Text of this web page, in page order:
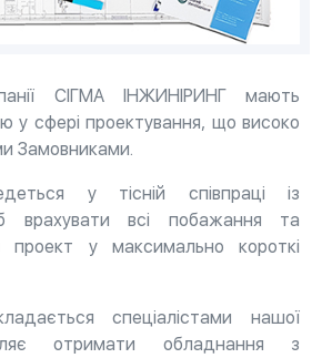
СІГМА ІНЖИНІРИНГ мають
у сфері проектування, що високо
Замовниками.
у тісній співпраці із
врахувати всі побажання та
проект у максимально короткі
спеціалістами нашої
отримати обладнання з